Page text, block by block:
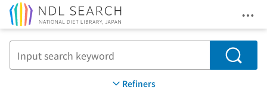
Search
Refiners